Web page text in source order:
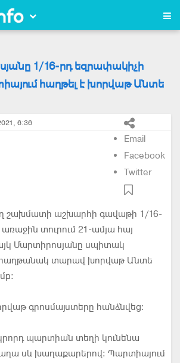
1/16-րդ եզրափակիչի
հաղթել է խորվաթ Անտե
6:36
Email
Facebook
Twitter
շախմատի աշխարհի գավաթի 1/16-
տուրում 21-ամյա հայ
Մարտիրոսյանը սպիտակ
տարավ խորվաթ Անտե
գրոսմայստերը հանձնվեց:
պարտիան տեղի կունենա
սև խաղաքարերով: Պարտիայում